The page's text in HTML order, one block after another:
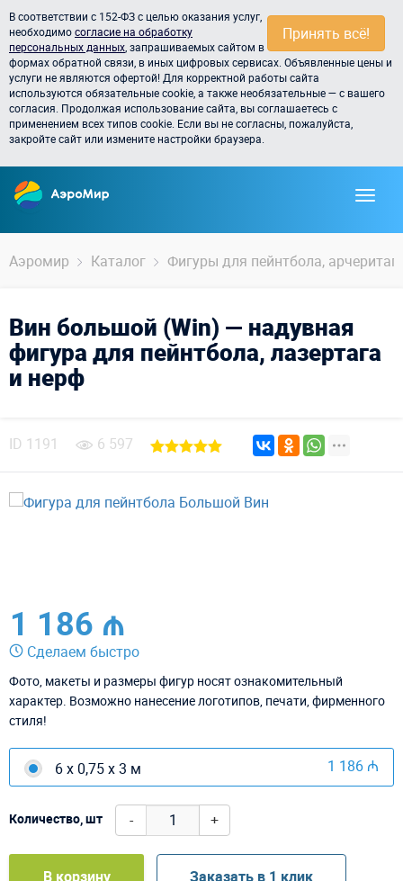
Принять всё!
В соответствии с 152-ФЗ с целью оказания услуг,
необходимосогласие на обработку
персональных данных , запрашиваемых сайтом в
формах обратной связи, в иных цифровых сервисах. Объявленные цены и
услуги не являются офертой! Для корректной работы сайта
используются обязательные cookie, а также необязательные — с вашего
согласия. Продолжая использование сайта, вы соглашаетесь с
применением всех типов cookie. Если вы не согласны, пожалуйста,
закройте сайт или измените настройки браузера.
Аэромир Каталог Фигуры для пейнтбола,
Вин большой (Win) — надувная
фигура для пейнтбола, лазертага
и нерф
ID 1191 6 597
1 186 ₼
Сделаем быстро
Фото, макеты и размеры фигур носят ознакомительный
характер. Возможно нанесение логотипов, печати, фирменного
стиля!
6 х 0,75 х 3 м 1 186 ₼
Количество, шт - +
В корзину Заказать в 1 клик